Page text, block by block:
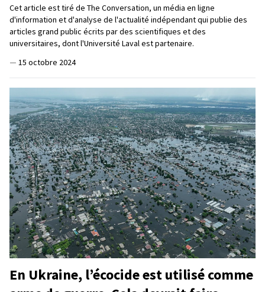
Cet article est tiré de The Conversation, un média en ligne
d'information et d'analyse de l'actualité indépendant qui publie des
articles grand public écrits par des scientifiques et des
universitaires, dont l'Université Laval est partenaire.
— 15 octobre 2024
En Ukraine, l’écocide est utilisé comme